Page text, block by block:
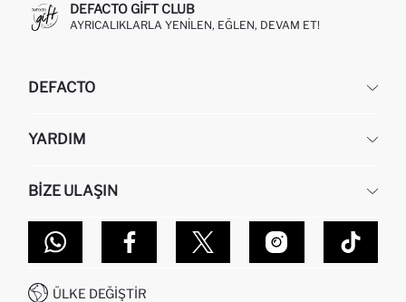
DEFACTO GIFT CLUB
AYRICALIKLARLA YENILEN, EĞLEN, DEVAM ET!
DEFACTO
HAKKIMIZDA
KURUMSAL SATIŞ
DEFACTO TEKNOLOJI
SITEMAP
YARDIM
SIPARIŞIMI NASIL TAKIP EDERIM?
NASIL İADE EDERIM?
GIFT CLUB SIKÇA SORULAN SORULAR
İŞLEM REHBERI
KAMPANYALAR
BIZE ULAŞIN
MAĞAZALARIMIZ
İLETIŞIM FORMU
0850 333 22 86
ÜLKE DEĞIŞTIR